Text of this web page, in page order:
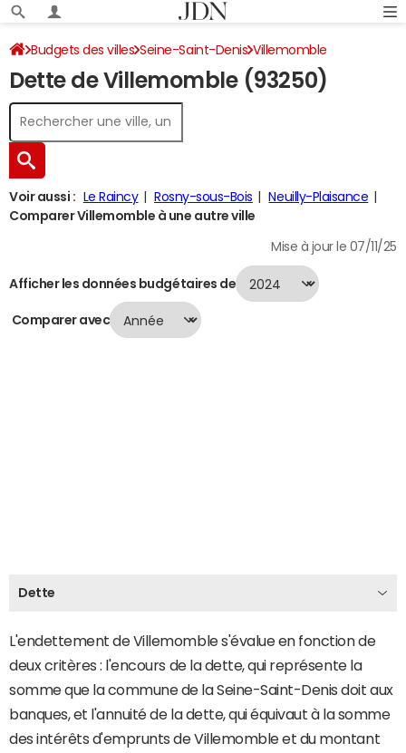
Budgets des villes Seine-Saint-Denis Villemomble
Dette au 31/12/2024
Dette de Villemomble (93250)
Voir aussi : Le Raincy Rosny-sous-Bois
Neuilly-Plaisance
Comparer Villemomble à une autre ville
Mise à jour le 07/11/25
Afficher les données budgétaires de
Comparer avec
Dette
L'endettement de Villemomble s'évalue en fonction de
deux critères : l'encours de la dette, qui représente la
somme que la commune de la Seine-Saint-Denis doit aux
banques, et l'annuité de la dette, qui équivaut à la somme
des intérêts d'emprunts de Villemomble et du montant